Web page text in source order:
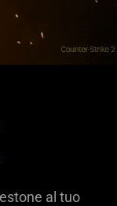
al tuo